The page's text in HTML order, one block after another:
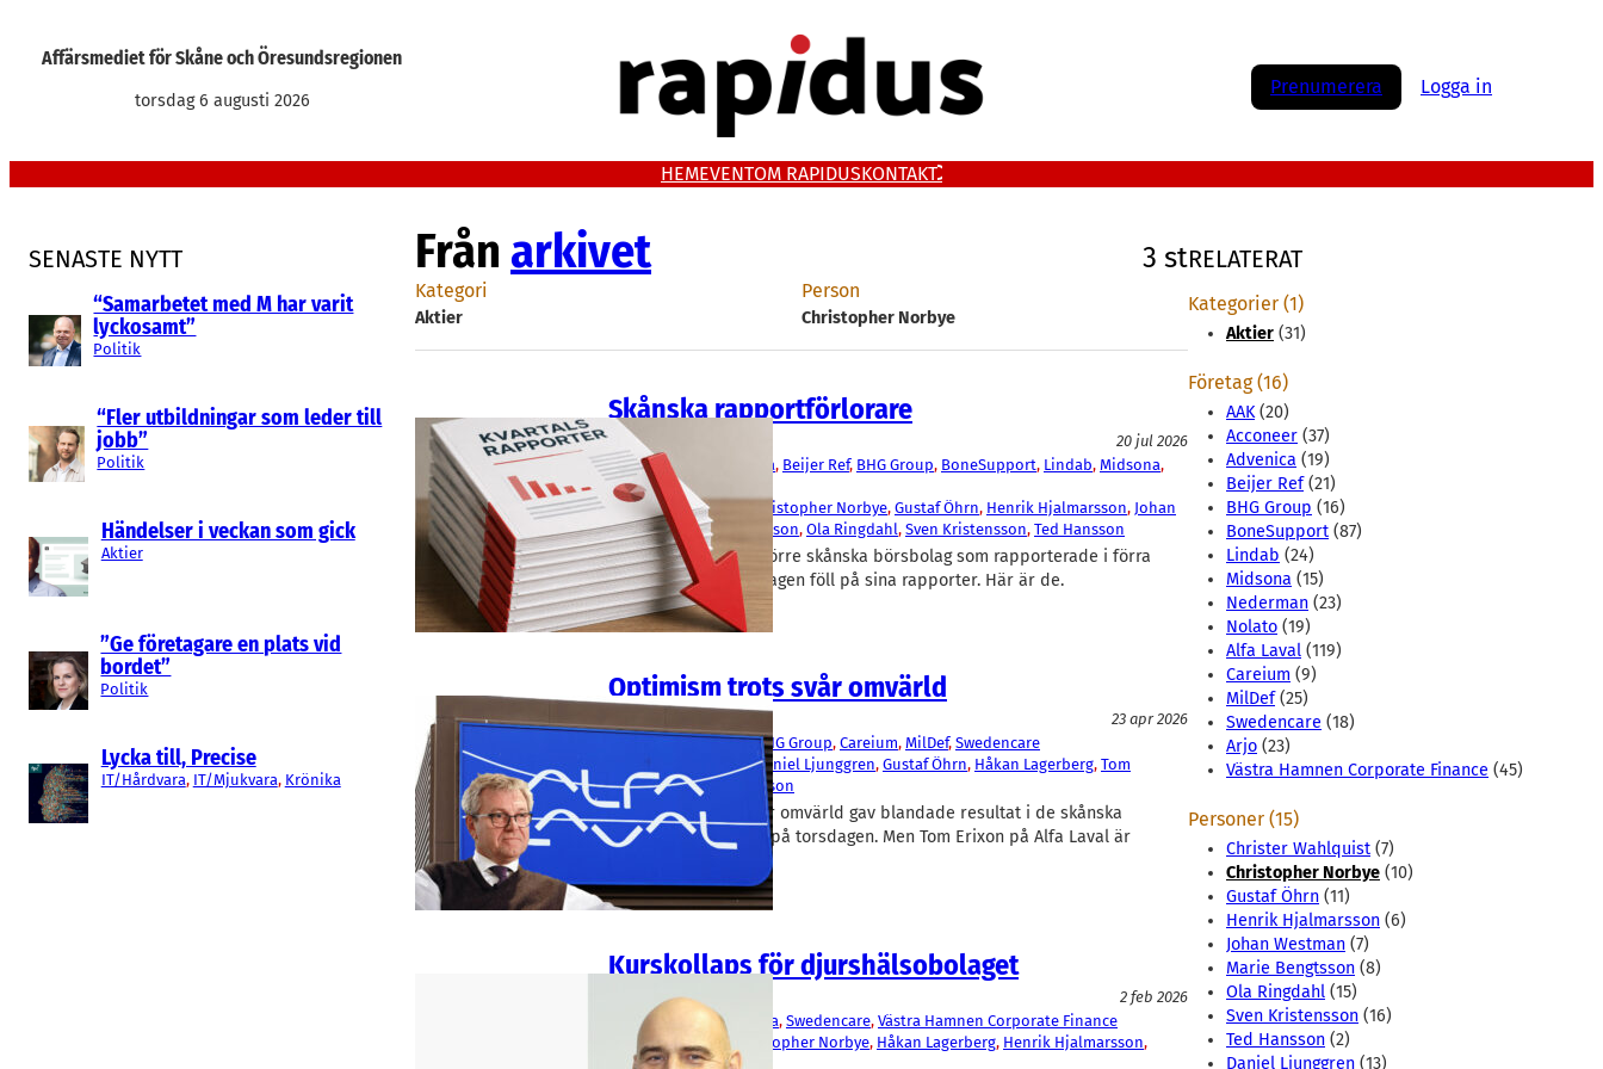
Affärsmediet för Skåne och Öresundsregionen
torsdag 6 augusti 2026
Prenumerera Logga in
HEMEVENTOM RAPIDUSKONTAKT
SENASTE NYTT
“Samarbetet med M har varit
lyckosamt”
Politik
“Fler utbildningar som leder till
jobb”
Politik
Händelser i veckan som gick
Aktier
”Ge företagare en plats vid
bordet”
Politik
Lycka till, Precise
IT/Hårdvara, IT/Mjukvara, Krönika
Från arkivet 3 st
Kategori
Aktier
Person
Christopher Norbye
Skånska rapportförlorare
Aktier
20 jul 2026
AAK, Acconeer Advenica, Beijer Ref, BHG Group, BoneSupport, Lindab, Midsona
Nederman, Nolato
Christer Wahlquist
Christopher Norbye, Gustaf Öhrn, Henrik Hjalmarsson, Johan
Westman, Marie Bengtsson, Ola Ringdahl, Sven Kristensson, Ted Hansson
Ännu fler av de 20 större skånska börsbolag som rapporterade i förra
veckan och på måndagen föll på sina rapporter. Här är de.
Optimism trots svår omvärld
23 apr 2026
Alfa Laval, Beijer Ref, BHG Group, Careium, MilDef, Swedencare
Christopher Norbye, Daniel Ljunggren, Gustaf Öhrn, Håkan Lagerberg, Tom
Erixon, Tove Christiansson
Tuff och oförutsägbar omvärld gav blandade resultat i de skånska
kvartalsrapporterna på torsdagen. Men Tom Erixon på Alfa Laval är
Kurskollaps för djurshälsobolaget
2 feb 2026
, Beijer Ref , Midsona, Swedencare, Västra Hamnen Corporate Finance
Andreas Elgaard
, Christopher Norbye, Håkan Lagerberg, Henrik Hjalmarsson
Oscar Ahlgren
RELATERAT
Kategorier (1)
Aktier (31)
Företag (16)
AAK(20)
Acconeer (37)
Advenica (19)
Beijer Ref(21)
BHG Group (16)
BoneSupport (87)
Lindab (24)
Midsona (15)
Nederman (23)
Nolato (19)
Alfa Laval (119)
Careium (9)
MilDef(25)
Swedencare (18)
Arjo (23)
Västra Hamnen Corporate Finance (45)
Personer (15)
Christer Wahlquist (7)
Christopher Norbye (10)
Gustaf Öhrn (11)
Henrik Hjalmarsson (6)
Johan Westman (7)
Marie Bengtsson (8)
Ola Ringdahl (15)
Sven Kristensson (16)
Ted Hansson (2)
Daniel Ljunggren (13)